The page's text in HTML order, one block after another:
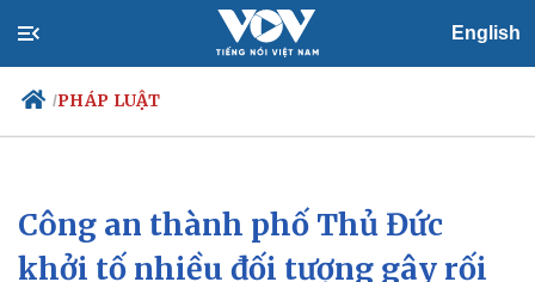
English
/PHÁP LUẬT
Chính trị
Đảng
Xã hội
Tin 24h
Công an thành phố Thủ Đức
khởi tố nhiều đối tượng gây rối